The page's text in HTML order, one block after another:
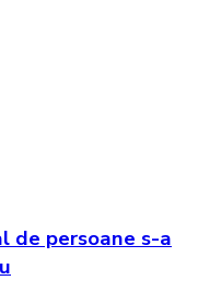
de persoane s-a